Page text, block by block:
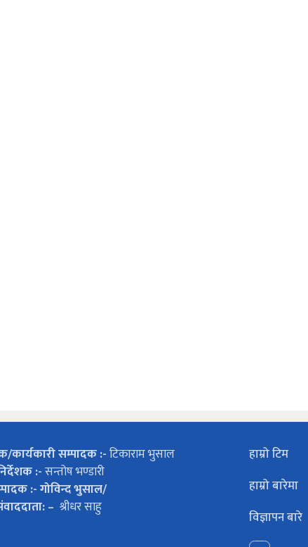
कार्यकारी सम्पादक :-टिकाराम भुसाल
:-सन्तोष भण्डारी
:- गोविन्द भुसाल/
– श्रीधर साहु
हाम्रो टिम
हाम्रो बारेमा
विज्ञापन बारे